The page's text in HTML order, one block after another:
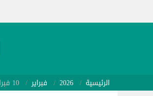
الرئيسية 2026 فبراير 10 فبراير